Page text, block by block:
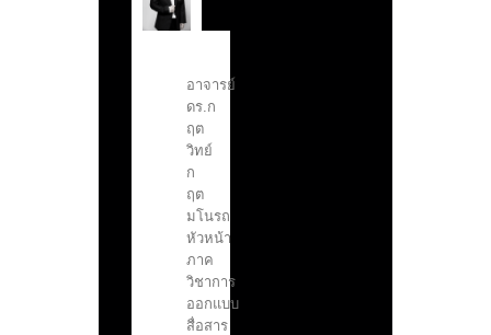
อาจารย์
ดร.ก
ฤต
วิทย์
ก
ฤต
มโนรถ
หัวหน้า
ภาค
วิชาการ
ออกแบบ
สื่อสาร